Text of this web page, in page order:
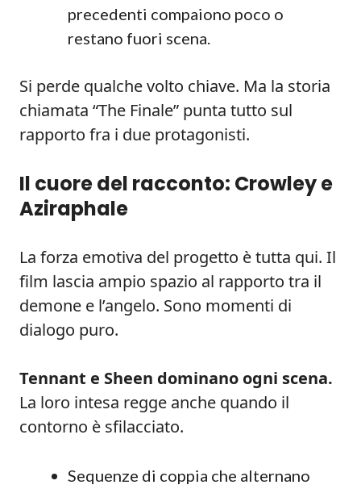
precedenti compaiono poco o
restano fuori scena.
Si perde qualche volto chiave. Ma la storia
chiamata “The Finale” punta tutto sul
rapporto fra i due protagonisti.
Il cuore del racconto: Crowley e
Aziraphale
La forza emotiva del progetto è tutta qui. Il
film lascia ampio spazio al rapporto tra il
demone e l’angelo. Sono momenti di
dialogo puro.
Tennant e Sheen dominano ogni scena.
La loro intesa regge anche quando il
contorno è sfilacciato.
Sequenze di coppia che alternano